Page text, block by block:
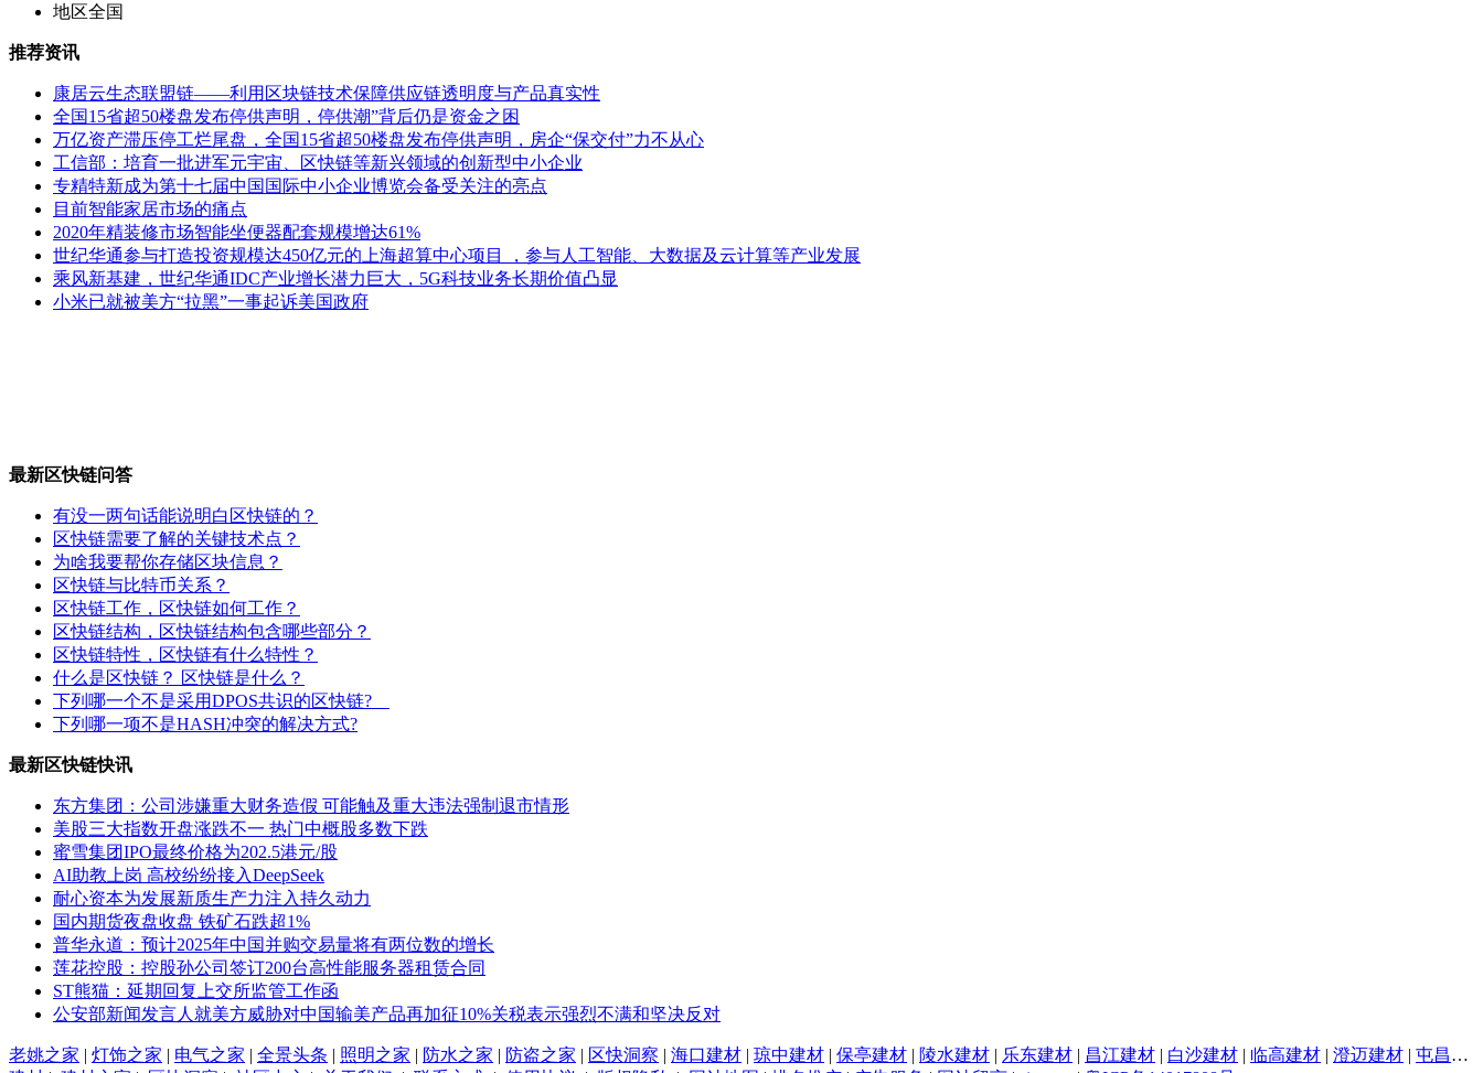
地区全国
推荐资讯
康居云生态联盟链——利用区块链技术保障供应链透明度与产品真实性
全国15省超50楼盘发布停供声明，停供潮”背后仍是资金之困
万亿资产滞压停工烂尾盘，全国15省超50楼盘发布停供声明，房企“保交付”力不从心
工信部：培育一批进军元宇宙、区快链等新兴领域的创新型中小企业
专精特新成为第十七届中国国际中小企业博览会备受关注的亮点
目前智能家居市场的痛点
2020年精装修市场智能坐便器配套规模增达61%
世纪华通参与打造投资规模达450亿元的上海超算中心项目 ，参与人工智能、大数据及云计算等产业发展
乘风新基建，世纪华通IDC产业增长潜力巨大，5G科技业务长期价值凸显
小米已就被美方“拉黑”一事起诉美国政府
最新区快链问答
有没一两句话能说明白区快链的？
区快链需要了解的关键技术点？
为啥我要帮你存储区块信息？
区快链与比特币关系？
区快链工作，区快链如何工作？
区快链结构，区快链结构包含哪些部分？
区快链特性，区快链有什么特性？
什么是区快链？ 区快链是什么？
下列哪一个不是采用DPOS共识的区快链?
下列哪一项不是HASH冲突的解决方式?
最新区快链快讯
东方集团：公司涉嫌重大财务造假 可能触及重大违法强制退市情形
美股三大指数开盘涨跌不一 热门中概股多数下跌
蜜雪集团IPO最终价格为202.5港元/股
AI助教上岗 高校纷纷接入DeepSeek
耐心资本为发展新质生产力注入持久动力
国内期货夜盘收盘 铁矿石跌超1%
普华永道：预计2025年中国并购交易量将有两位数的增长
莲花控股：控股孙公司签订200台高性能服务器租赁合同
ST熊猫：延期回复上交所监管工作函
公安部新闻发言人就美方威胁对中国输美产品再加征10%关税表示强烈不满和坚决反对
老姚之家 | 灯饰之家 | 电气之家 | 全景头条 | 照明之家 | 防水之家 | 防盗之家 | 区快洞察 | 海口建材 | 琼中建材 | 保亭建材 | 陵水建材 | 乐东建材 | 昌江建材 | 白沙建材 | 临高建材 | 澄迈建材 | 屯昌建材